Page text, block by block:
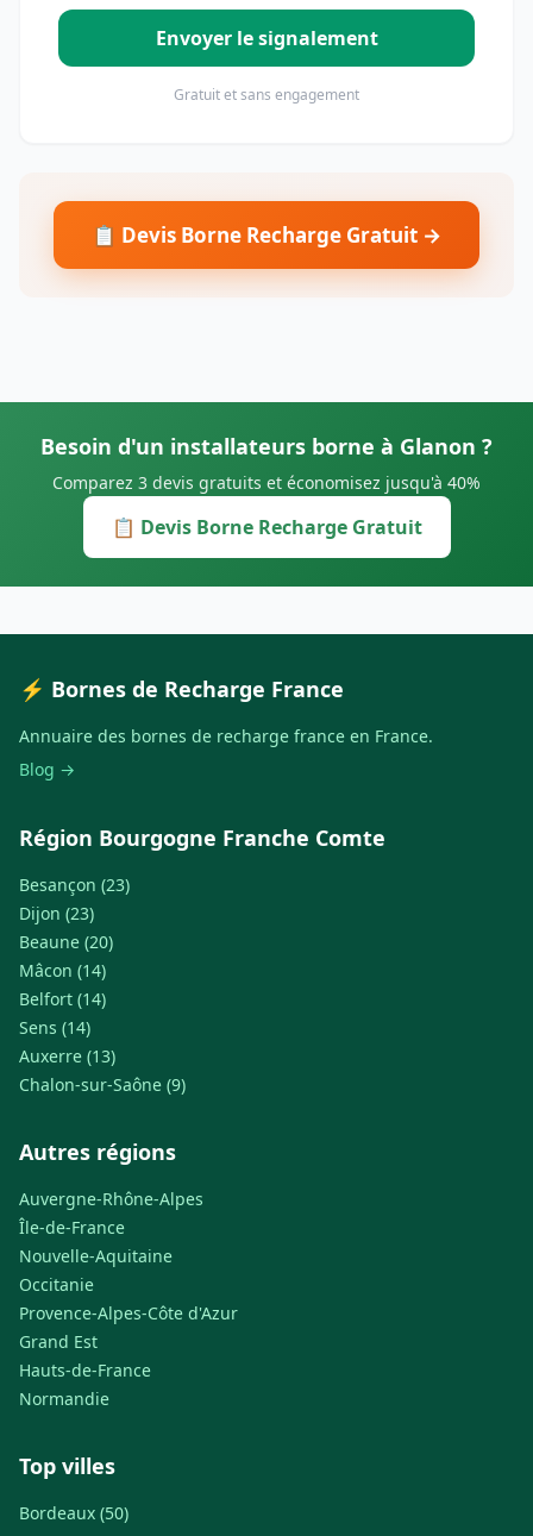
Envoyer le signalement
Gratuit et sans engagement
📋 Devis Borne Recharge Gratuit →
Besoin d'un installateurs borne à Glanon ?
Comparez 3 devis gratuits et économisez jusqu'à 40%
📋 Devis Borne Recharge Gratuit
⚡ Bornes de Recharge France
Annuaire des bornes de recharge france en France.
Blog →
Région Bourgogne Franche Comte
Besançon (23)
Dijon (23)
Beaune (20)
Mâcon (14)
Belfort (14)
Sens (14)
Auxerre (13)
Chalon-sur-Saône (9)
Autres régions
Auvergne-Rhône-Alpes
Île-de-France
Nouvelle-Aquitaine
Occitanie
Provence-Alpes-Côte d'Azur
Grand Est
Hauts-de-France
Normandie
Top villes
Bordeaux (50)